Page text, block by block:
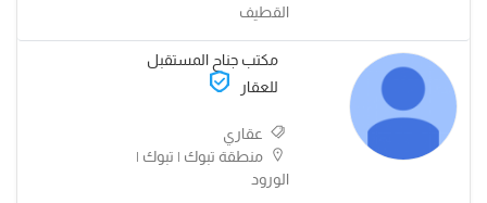
القطيف
مكتب جناح المستقبل
للعقار
عقاري
منطقة تبوك | تبوك |
الورود